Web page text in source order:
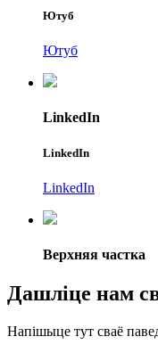
Ютуб
Ютуб
LinkedIn
LinkedIn
LinkedIn
Верхняя частка
Дашліце нам
Напішыце тут сваё